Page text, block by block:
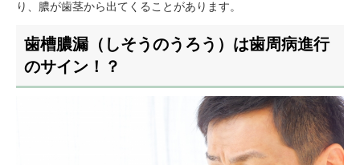
り、膿が歯茎から出てくることがあります。
歯槽膿漏（しそうのうろう）は歯周病進行
のサイン！？